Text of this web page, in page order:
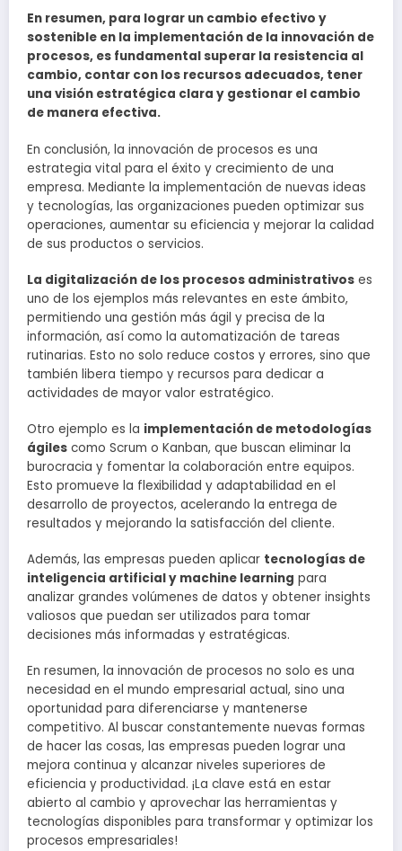
En resumen, para lograr un cambio efectivo y
sostenible en la implementación de la innovación de
procesos, es fundamental superar la resistencia al
cambio, contar con los recursos adecuados, tener
una visión estratégica clara y gestionar el cambio
de manera efectiva.
En conclusión, la innovación de procesos es una
estrategia vital para el éxito y crecimiento de una
empresa. Mediante la implementación de nuevas ideas
y tecnologías, las organizaciones pueden optimizar sus
operaciones, aumentar su eficiencia y mejorar la calidad
de sus productos o servicios.
La digitalización de los procesos administrativos es
uno de los ejemplos más relevantes en este ámbito,
permitiendo una gestión más ágil y precisa de la
información, así como la automatización de tareas
rutinarias. Esto no solo reduce costos y errores, sino que
también libera tiempo y recursos para dedicar a
actividades de mayor valor estratégico.
Otro ejemplo es la implementación de metodologías
ágiles como Scrum o Kanban, que buscan eliminar la
burocracia y fomentar la colaboración entre equipos.
Esto promueve la flexibilidad y adaptabilidad en el
desarrollo de proyectos, acelerando la entrega de
resultados y mejorando la satisfacción del cliente.
Además, las empresas pueden aplicar tecnologías de
inteligencia artificial y machine learning para
analizar grandes volúmenes de datos y obtener insights
valiosos que puedan ser utilizados para tomar
decisiones más informadas y estratégicas.
En resumen, la innovación de procesos no solo es una
necesidad en el mundo empresarial actual, sino una
oportunidad para diferenciarse y mantenerse
competitivo. Al buscar constantemente nuevas formas
de hacer las cosas, las empresas pueden lograr una
mejora continua y alcanzar niveles superiores de
eficiencia y productividad. ¡La clave está en estar
abierto al cambio y aprovechar las herramientas y
tecnologías disponibles para transformar y optimizar los
procesos empresariales!